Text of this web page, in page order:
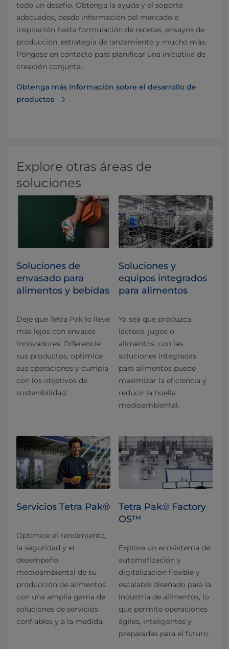
todo un desafío. Obtenga la ayuda y el soporte
adecuados, desde información del mercado e
inspiración hasta formulación de recetas, ensayos de
producción, estrategia de lanzamiento y mucho más.
Póngase en contacto para planificar una iniciativa de
creación conjunta.
Obtenga más información sobre el desarrollo de
productos
Explore otras áreas de
soluciones
Soluciones de
envasado para
alimentos y bebidas
Deje que Tetra Pak lo lleve
más lejos con envases
innovadores. Diferencie
sus productos, optimice
sus operaciones y cumpla
con los objetivos de
sostenibilidad.
Soluciones y
equipos integrados
para alimentos
Ya sea que produzca
lácteos, jugos o
alimentos, con las
soluciones integradas
para alimentos puede
maximizar la eficiencia y
reducir la huella
medioambiental.
Servicios Tetra Pak®
Optimice el rendimiento,
la seguridad y el
desempeño
medioambiental de su
producción de alimentos
con una amplia gama de
soluciones de servicios
confiables y a la medida.
Tetra Pak® Factory
OS™
Explore un ecosistema de
automatización y
digitalización flexible y
escalable diseñado para la
industria de alimentos, lo
que permite operaciones
ágiles, inteligentes y
preparadas para el futuro.